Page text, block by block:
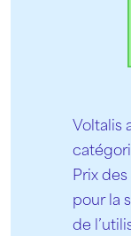
Voltalis
Prix
pour la
de